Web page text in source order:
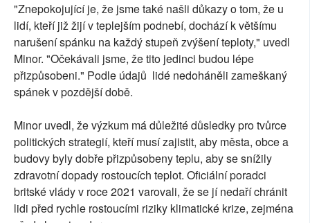
"Znepokojující je, že jsme také našli důkazy o tom, že u
lidí, kteří již žijí v teplejším podnebí, dochází k většímu
narušení spánku na každý stupeň zvýšení teploty," uvedl
Minor. "Očekávali jsme, že tito jedinci budou lépe
přizpůsobeni." Podle údajů lidé nedoháněli zameškaný
spánek v pozdější době.
Minor uvedl, že výzkum má důležité důsledky pro tvůrce
politických strategií, kteří musí zajistit, aby města, obce a
budovy byly dobře přizpůsobeny teplu, aby se snížily
zdravotní dopady rostoucích teplot. Oficiální poradci
britské vlády v roce 2021 varovali, že se jí nedaří chránit
lidi před rychle rostoucími riziky klimatické krize, zejména